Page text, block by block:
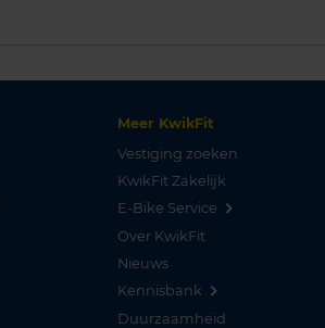
Meer KwikFit
Vestiging zoeken
KwikFit Zakelijk
E-Bike Service
Over KwikFit
Nieuws
Kennisbank
Duurzaamheid